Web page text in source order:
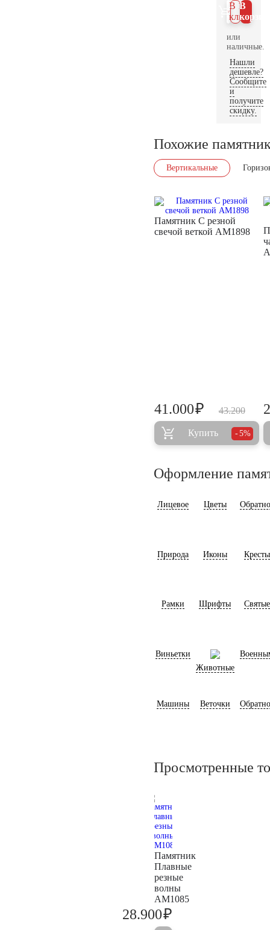
В
В 1
клик
или
наличные.
Нашли
дешевле?
Сообщите
и
получите
скидку.
Похожие
Вертикальные
Памятник С резной
свечой веткой AM1898
43.200
41.000₽
Купить 5%
Оформление
Лицевое Цветы
Природа Иконы Кресты
Рамки Шрифты Святые
Виньетки
Животные
Машины Веточки
Просмотренные
Памятник
Плавные
резные
волны
AM1085
28.900₽